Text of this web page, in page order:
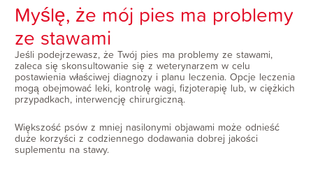
Myślę, że mój pies ma problemy
ze stawami
Jeśli podejrzewasz, że Twój pies ma problemy ze stawami,
zaleca się skonsultowanie się z weterynarzem w celu
postawienia właściwej diagnozy i planu leczenia. Opcje leczenia
mogą obejmować leki, kontrolę wagi, fizjoterapię lub, w ciężkich
przypadkach, interwencję chirurgiczną.
Większość psów z mniej nasilonymi objawami może odnieść
duże korzyści z codziennego dodawania dobrej jakości
suplementu na stawy.